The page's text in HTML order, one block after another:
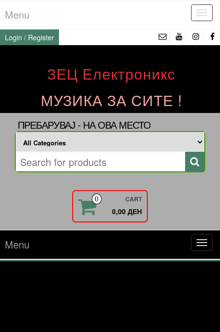
to
the
content
Menu
Login / Register
ЗЕЦ Електроникс
МУЗИКА ЗА СИТЕ !
ПРЕБАРУВАЈ - НА ОВА МЕСТО
0 CART
0,00 ДЕН
Menu